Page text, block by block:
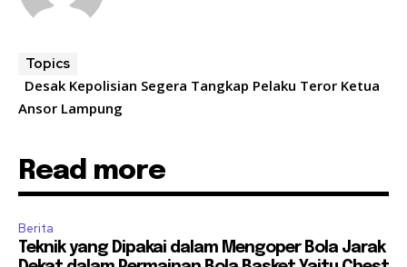
Topics
Desak Kepolisian Segera Tangkap Pelaku Teror Ketua
Ansor Lampung
Read more
Berita
Teknik yang Dipakai dalam Mengoper Bola Jarak